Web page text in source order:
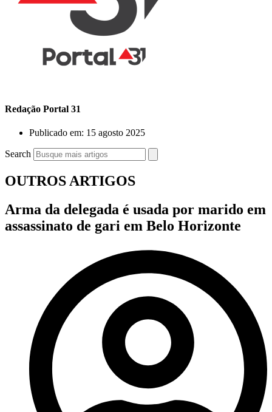
Redação Portal 31
Publicado em: 15 agosto 2025
Search
OUTROS ARTIGOS
Arma da delegada é usada por marido em
assassinato de gari em Belo Horizonte